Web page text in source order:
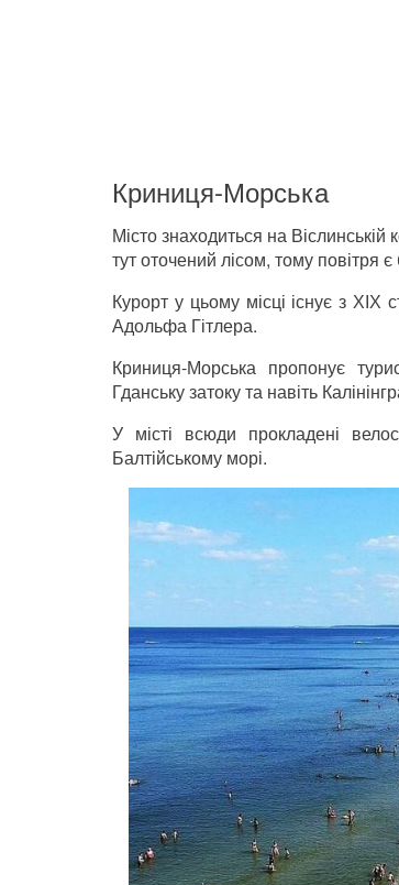
Криниця-Морська
Місто знаходиться на
тут оточений лісом, тому повітря
Курорт у цьому місці існує з ХІХ
Адольфа Гітлера.
Криниця-Морська пропонує
Гданську затоку та навіть
У місті всюди прокладені
Балтійському морі.